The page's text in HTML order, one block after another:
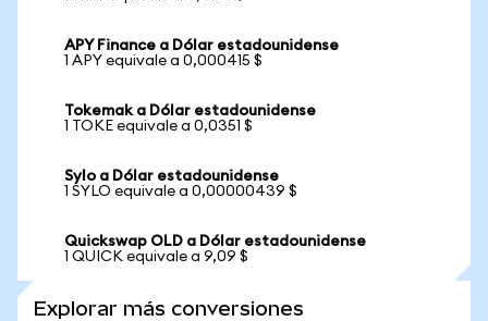
APY Finance a Dólar estadounidense
1 APY equivale a 0,000415 $
Tokemak a Dólar estadounidense
1 TOKE equivale a 0,0351 $
Sylo a Dólar estadounidense
1 SYLO equivale a 0,00000439 $
Quickswap OLD a Dólar estadounidense
1 QUICK equivale a 9,09 $
Explorar más conversiones